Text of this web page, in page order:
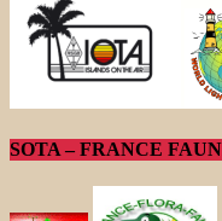
SOTA – FRANCE